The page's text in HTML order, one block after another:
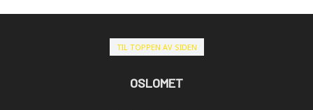
TIL TOPPEN AV SIDEN
OSLOMET